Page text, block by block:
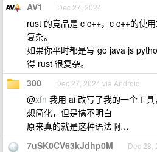
AV1 Dec 27, 2024
rust 的竞品是 c c++，c c++的使
复杂。
如果你平时都是写 go java js
得 rust 很复杂。
300 Dec 27, 2024 via Android
@xfn 我用 ai 改写了我的一个工
想简化，但是搞不明白
原来真的就是这种语法啊…
7uSK0CV63kJdhp0M Dec 28,